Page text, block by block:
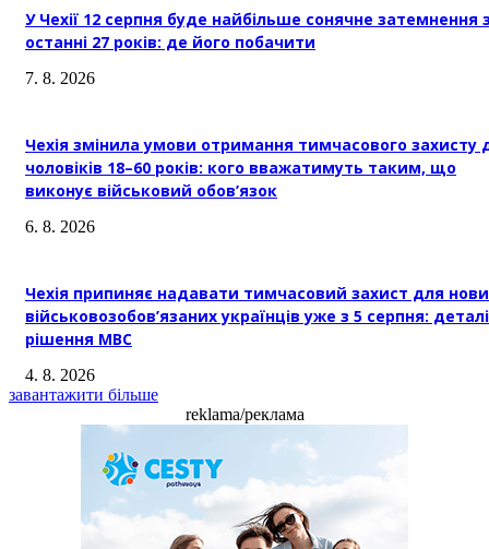
У Чехії 12 серпня буде найбільше сонячне затемнення
останні 27 років: де його побачити
7. 8. 2026
Чехія змінила умови отримання тимчасового захисту
чоловіків 18–60 років: кого вважатимуть таким, що
виконує військовий обов’язок
6. 8. 2026
Чехія припиняє надавати тимчасовий захист для
військовозобов’язаних українців уже з 5 серпня: деталі
рішення МВС
4. 8. 2026
завантажити більше
reklama/реклама